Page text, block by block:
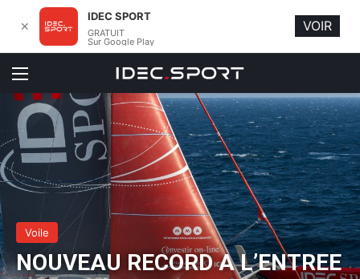
Menu
Voile
NOUVEAU RECORD A L’ENTREE
✕
IDEC SPORT
GRATUIT
Sur Google Play
VOIR